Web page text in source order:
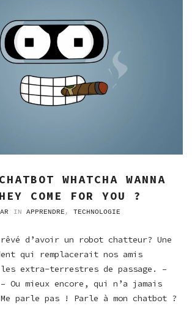
WHATCHA WANNA
COME FOR YOU ?
IN APPRENDRE , TECHNOLOGIE
d’avoir un robot chatteur? Une
qui remplacerait nos amis
extra-terrestres de passage. –
Ou mieux encore, qui n’a jamais
parle pas ! Parle à mon chatbot ?